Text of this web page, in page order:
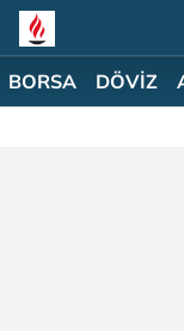
BORSA DÖVİZ